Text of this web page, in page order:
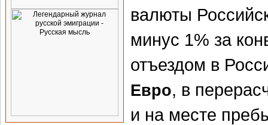
валюты
минус 1% за
отъездом в
Евро, в
и на месте